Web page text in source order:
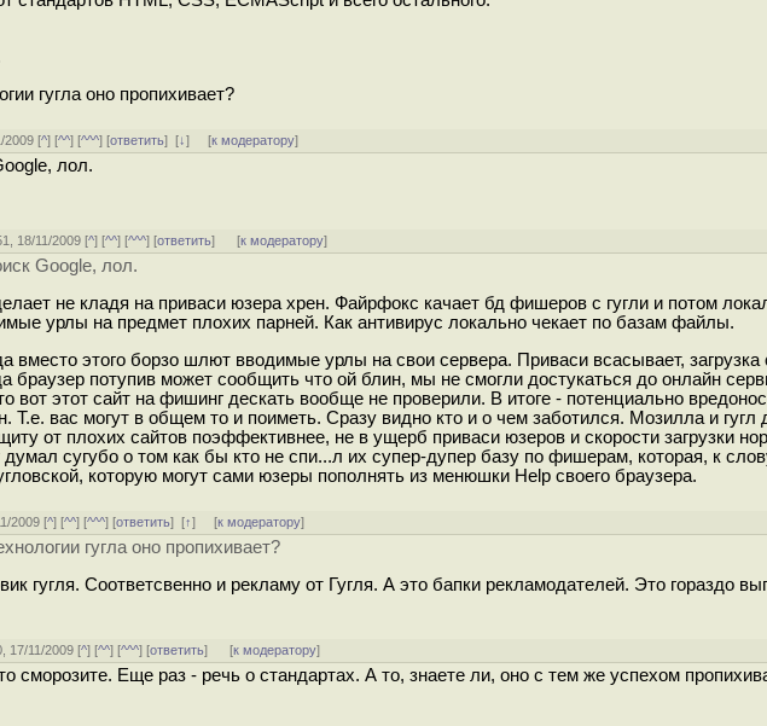
гугла оно пропихивает?
2009 [^] [^^] [^^^] [ответить][↓] [к модератору]
лол.
18/11/2009 [^] [^^] [^^^] [ответить] [к модератору]
Google, лол.
не кладя на приваси юзера хрен. Файрфокс качает бд фишеров с гугли и потом
урлы на предмет плохих парней. Как антивирус локально чекает по базам файлы.
вместо этого борзо шлют вводимые урлы на свои сервера. Приваси всасывает, загрузка
браузер потупив может сообщить что ой блин, мы не смогли достукаться до онлайн
вот этот сайт на фишинг дескать вообще не проверили. В итоге - потенциально
Т.е. вас могут в общем то и поиметь. Сразу видно кто и о чем заботился. Мозилла и гугл
от плохих сайтов поэффективнее, не в ущерб приваси юзеров и скорости загрузки
сугубо о том как бы кто не спи...л их супер-дупер базу по фишерам, которая, к
которую могут сами юзеры пополнять из менюшки Help своего браузера.
2009 [^] [^^] [^^^] [ответить][↑] [к модератору]
гугла оно пропихивает?
гугля. Соответсвенно и рекламу от Гугля. А это бапки рекламодателей. Это гораздо
17/11/2009 [^] [^^] [^^^] [ответить] [к модератору]
сморозите. Еще раз - речь о стандартах. А то, знаете ли, оно с тем же успехом